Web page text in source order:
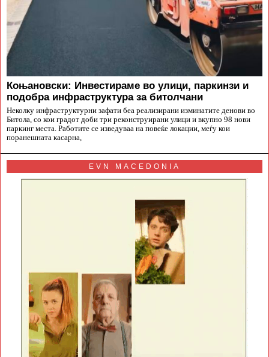
Коњановски: Инвестираме во улици, паркинзи и
подобра инфраструктура за битолчани
Неколку инфраструктурни зафати беа реализирани изминатите денови во
Битола, со кои градот доби три реконструирани улици и вкупно 98 нови
паркинг места. Работите се изведуваа на повеќе локации, меѓу кои
поранешната касарна,
EVN MACEDONIA